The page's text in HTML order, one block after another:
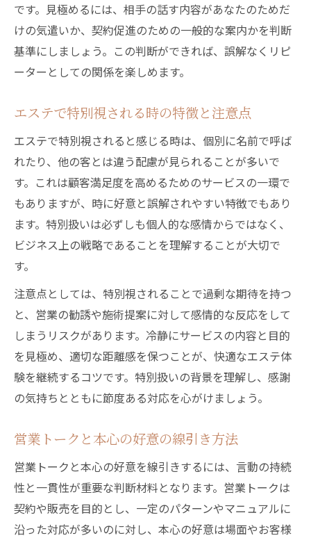
です。見極めるには、相手の話す内容があなたのためだ
けの気遣いか、契約促進のための一般的な案内かを判断
基準にしましょう。この判断ができれば、誤解なくリピ
ーターとしての関係を楽しめます。
エステで特別視される時の特徴と注意点
エステで特別視されると感じる時は、個別に名前で呼ば
れたり、他の客とは違う配慮が見られることが多いで
す。これは顧客満足度を高めるためのサービスの一環で
もありますが、時に好意と誤解されやすい特徴でもあり
ます。特別扱いは必ずしも個人的な感情からではなく、
ビジネス上の戦略であることを理解することが大切で
す。
注意点としては、特別視されることで過剰な期待を持つ
と、営業の勧誘や施術提案に対して感情的な反応をして
しまうリスクがあります。冷静にサービスの内容と目的
を見極め、適切な距離感を保つことが、快適なエステ体
験を継続するコツです。特別扱いの背景を理解し、感謝
の気持ちとともに節度ある対応を心がけましょう。
営業トークと本心の好意の線引き方法
営業トークと本心の好意を線引きするには、言動の持続
性と一貫性が重要な判断材料となります。営業トークは
契約や販売を目的とし、一定のパターンやマニュアルに
沿った対応が多いのに対し、本心の好意は場面やお客様